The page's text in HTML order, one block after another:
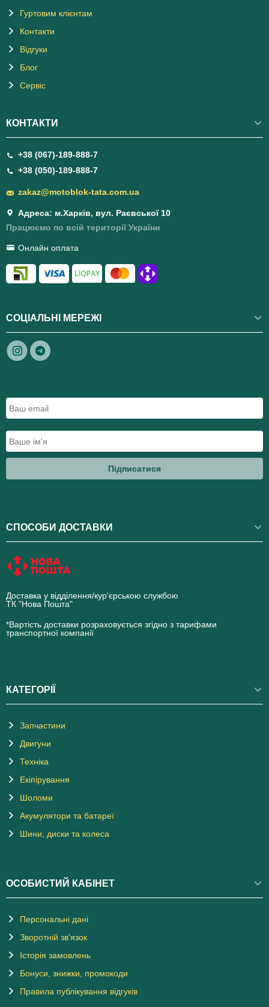
Гуртовим клієнтам
Контакти
Відгуки
Блог
Сервіс
КОНТАКТИ
+38 (067)-189-888-7
+38 (050)-189-888-7
zakaz@motoblok-tata.com.ua
Адреса: м.Харків, вул. Раєвської 10
Працюємо по всій території України
Онлайн оплата
СОЦІАЛЬНІ МЕРЕЖІ
Підписатися
СПОСОБИ ДОСТАВКИ
Доставка у відділення/кур'єрською службою
ТК "Нова Пошта"
*Вартість доставки розраховується згідно з тарифами
транспортної компанії
КАТЕГОРІЇ
Запчастини
Двигуни
Техніка
Екіпірування
Шоломи
Акумулятори та батареї
Шини, диски та колеса
ОСОБИСТИЙ КАБІНЕТ
Персональні дані
Зворотній зв'язок
Історія замовлень
Бонуси, знижки, промокоди
Правила публікування відгуків